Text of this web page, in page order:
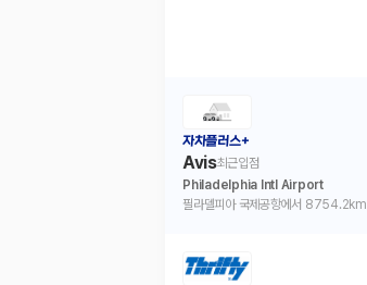
자차플러스+
Avis최근입점
Philadelphia Intl Airport
필라델피아 국제공항에서 8754.2km